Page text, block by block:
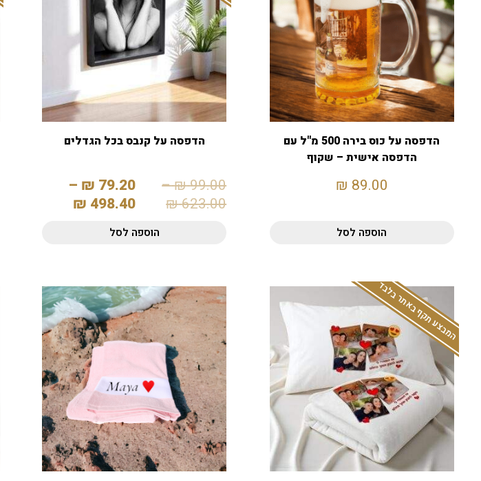
הדפסה על כוס בירה 500 מ"ל עם
הדפסה אישית – שקוף
89.00
₪
הוספה לסל
הדפסה על קנבס בכל הגדלים
99.00
₪
–
623.00
₪
79.20
₪
–
498.40
₪
הוספה לסל
המבצע תקף באתר בלבד